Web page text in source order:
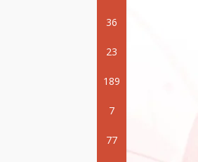
36
23
189
7
77